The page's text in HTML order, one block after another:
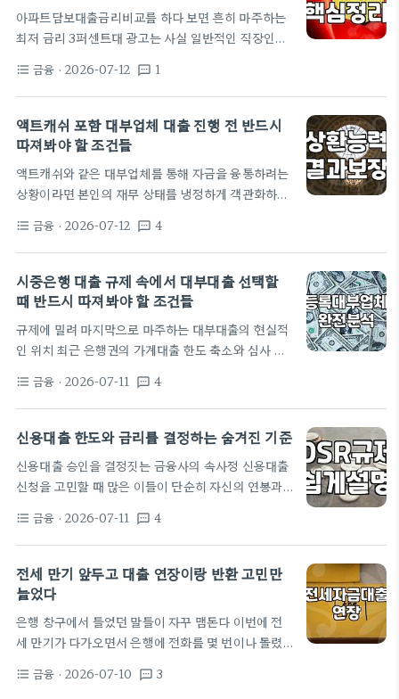
원리금 상환액이 늘어나는 상황을 감당할 수 있는지
스스로 묻는 과정이 선행되어야 한다. 단순히 급한 불
을 끄기 위해 서두르다가 금리 조건을 제대로 확인하
아파트담보대출금리비교를 하다 보면 흔히 마주하는
최저 금리 3퍼센트대 광고는 사실 일반적인 직장인이
는 숫자인 경우가 많다. 흔히 보이는 최저 금리는 우대
조건이 7개 이상 충족되어야 하거나 급여 이체, 신용
카드 실적 등 일일이 챙기기 번거로운 항목들을 모두
포함한 수치이기 때문이다. 실제 상담 창구에 앉아보
가는 마법을 경험하게 된다. 대출은 결국 내가 내야 할
이자 총액을 줄이는 게임인데 겉보기에 화려한 숫자만
쫓다 보면 정작 나에게 맞는 최적의 상품을 놓치기 일
format_list_bulleted 금융 · 2026-07-12 textsms 1
액트캐쉬 포함 대부업체 대출 진행 전 반드시
따져봐야 할 조건들
액트캐쉬와 같은 대부업체를 통해 자금을 융통하려는
상황이라면 본인의 재무 상태를 냉정하게 객관화하는
있는 현금에만 집중하다 보면 이후 갚아야 할 이자 비
용이 원금을 훌쩍 넘어서는 상황을 마주하게 된다. 단
순히 승인 여부만 확인하는 것이 아니라 실질적인 이
자 부담이 가계 경제에 어떤 타격을 줄지 계산하는 것
용 시 신용도 하락의 실제 메커니즘 많은 이들이 대부
대출을 이용하면 신용점수가 한 번에 바닥으로 떨어질
것이라고 지레 겁을 먹거나, 반대로 큰 영향이 없을…
format_list_bulleted 금융 · 2026-07-12 textsms 4
시중은행 대출 규제 속에서 대부대출 선택할
때 반드시 따져봐야 할 조건들
규제에 밀려 마지막으로 마주하는 대부대출의 현실적
인 위치 최근 은행권의 가계대출 한도 축소와 심사 강
이들이 늘어났다. 신용점수가 애매하거나 당장 급전
이 필요한 상황에서 1금융권과 2금융권의 문턱을 넘
지 못하면 결국 대부업체의 문을 두드리게 된다. 이 과
법 사금융의 차이를 명확히 인지하지 못해 피해를 입
기도 한다. 대부업은 양날의 검과 같아서 제대로 알고
접근하면 급한 불을 끄는 도구가 되지만 구조를 모르
format_list_bulleted 금융 · 2026-07-11 textsms 4
신용대출 한도와 금리를 결정하는 숨겨진 기준
신용대출 승인을 결정짓는 금융사의 속사정 신용대출
신청을 고민할 때 많은 이들이 단순히 자신의 연봉과
면 대출 심사는 생각보다 훨씬 복합적인 데이터의 집
합체다. 은행은 단순히 돈을 빌려주는 곳이 아니라 리
스크를 관리하는 기관이라는 점을 먼저 이해해야 한
다. 흔히 말하는 DSR 규제나 총량 관리 정책은 뉴스
하는 것은 신청자의 재직 안정성과 부채 구조다. 30대
중반 직장인 기준으로 1억 원 내외의 대출을 고민한다
면, 이미 보유 중인 기대출의 성격이 무엇인지가 승인
format_list_bulleted 금융 · 2026-07-11 textsms 4
전세 만기 앞두고 대출 연장이랑 반환 고민만
늘었다
은행 창구에서 들었던 말들이 자꾸 맴돈다 이번에 전
세 만기가 다가오면서 은행에 전화를 몇 번이나 돌렸
만일 줄 알았다. 그런데 막상 담당자랑 통화를 해보니
format_list_bulleted 금융 · 2026-07-10 textsms 3